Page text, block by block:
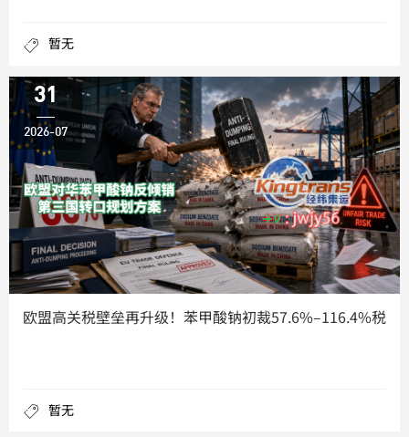
暂无
31
2026-07
欧盟高关税壁垒再升级！苯甲酸钠初裁57.6%–116.4%税
暂无